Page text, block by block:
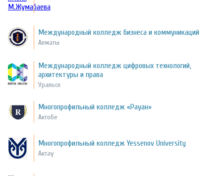
Международный колледж бизнеса и коммуникаций
Алматы
Международный колледж цифровых технологий,
архитектуры и права
Уральск
Многопрофильный колледж «Рауан»
Актобе
Многопрофильный колледж Yessenov University
Актау